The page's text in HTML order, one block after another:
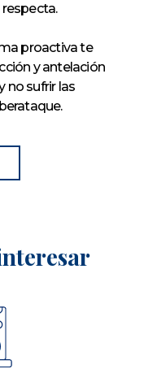
proactiva te
y antelación
no sufrir las